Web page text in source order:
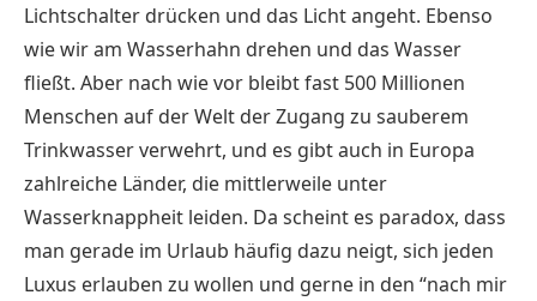
Lichtschalter drücken und das Licht angeht. Ebenso
wie wir am Wasserhahn drehen und das Wasser
fließt. Aber nach wie vor bleibt fast 500 Millionen
Menschen auf der Welt der Zugang zu sauberem
Trinkwasser verwehrt, und es gibt auch in Europa
zahlreiche Länder, die mittlerweile unter
Wasserknappheit leiden. Da scheint es paradox, dass
man gerade im Urlaub häufig dazu neigt, sich jeden
Luxus erlauben zu wollen und gerne in den “nach mir